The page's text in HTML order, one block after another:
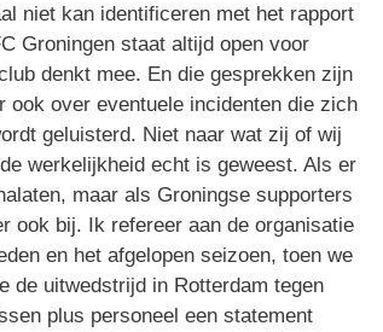
niet kan identificeren met het rapport
Groningen staat altijd open voor
denkt mee. En die gesprekken zijn
over eventuele incidenten die zich
geluisterd. Niet naar wat zij of wij
werkelijkheid echt is geweest. Als er
maar als Groningse supporters
ook bij. Ik refereer aan de organisatie
en het afgelopen seizoen, toen we
de uitwedstrijd in Rotterdam tegen
plus personeel een statement